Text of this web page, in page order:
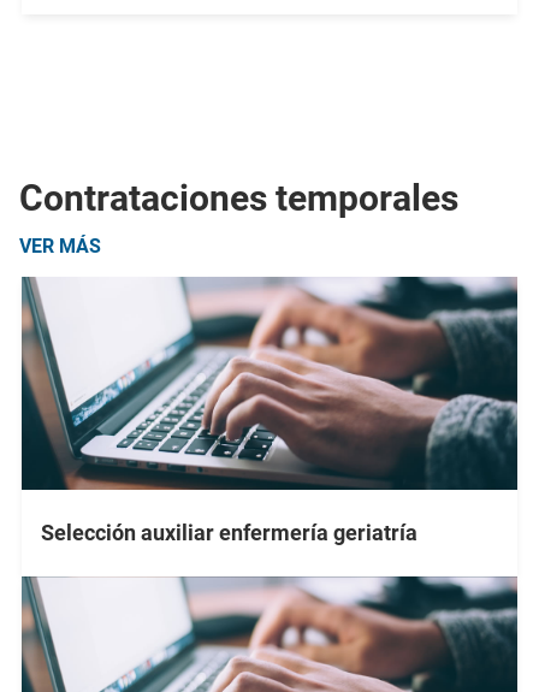
Contrataciones temporales
VER MÁS
Selección auxiliar enfermería geriatría